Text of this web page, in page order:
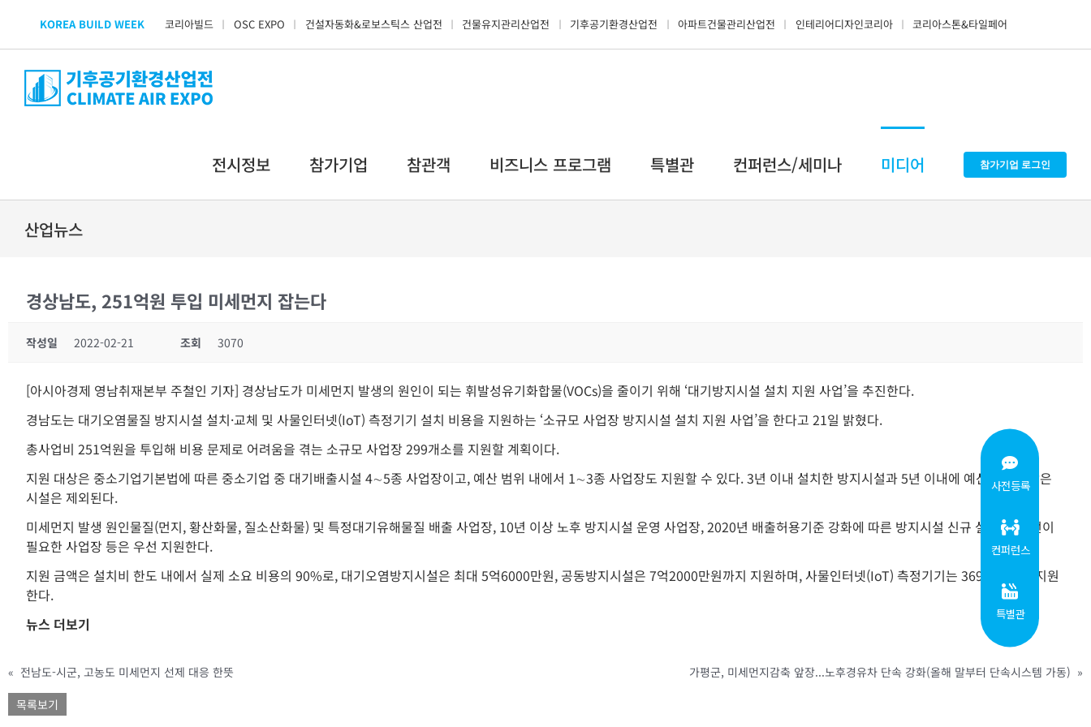
content
KOREA BUILD WEEK 코리아빌드 OSC EXPO 건설자동화&로보스틱스 산업전 건물유지관리산업전 기후공기환경산업전 아파트건물관리산업전 인테리어디자인코리아 코리아스톤&타일페어
전시정보 참가기업 참관객 비즈니스 프로그램 특별관 컨퍼런스/세미나 미디어 참가기업 로그인
산업뉴스
경상남도, 251억원 투입 미세먼지 잡는다
작성일 2022-02-21 조회 3070
[아시아경제 영남취재본부 주철인 기자] 경상남도가 미세먼지 발생의 원인이 되는 휘발성유기화합물(VOCs)을 줄이기 위해 ‘대기방지시설 설치 지원 사업’을 추진한다.
경남도는 대기오염물질 방지시설 설치·교체 및 사물인터넷(IoT) 측정기기 설치 비용을 지원하는 ‘소규모 사업장 방지시설 설치 지원 사업’을 한다고 21일 밝혔다.
총사업비 251억원을 투입해 비용 문제로 어려움을 겪는 소규모 사업장 299개소를 지원할 계획이다.
지원 대상은 중소기업기본법에 따른 중소기업 중 대기배출시설 4∼5종 사업장이고, 예산 범위 내에서 1∼3종 사업장도 지원할 수 있다. 3년 이내 설치한 방지시설과 5년 이내에 예산을 지원받은
시설은 제외된다.
미세먼지 발생 원인물질(먼지, 황산화물, 질소산화물) 및 특정대기유해물질 배출 사업장, 10년 이상 노후 방지시설 운영 사업장, 2020년 배출허용기준 강화에 따른 방지시설 신규 설치 및 개선이
필요한 사업장 등은 우선 지원한다.
지원 금액은 설치비 한도 내에서 실제 소요 비용의 90%로, 대기오염방지시설은 최대 5억6000만원, 공동방지시설은 7억2000만원까지 지원하며, 사물인터넷(IoT) 측정기기는 369만원까지 지원
한다.
뉴스 더보기
« 전남도-시군, 고농도 미세먼지 선제 대응 한뜻 가평군, 미세먼지감축 앞장...노후경유차 단속 강화(올해 말부터 단속시스템 가동) »
목록보기
사전등록
컨퍼런스
특별관